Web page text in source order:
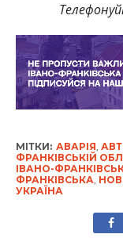
МІТКИ: АВАРІЯ
ФРАНКІВСЬКІЙ
ІВАНО-
ФРАНКІВСЬКА
УКРАЇНА